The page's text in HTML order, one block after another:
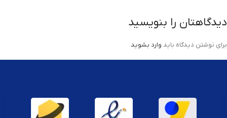
دیدگاهتان را بنویسید
برای نوشتن دیدگاه باید وارد بشوید.